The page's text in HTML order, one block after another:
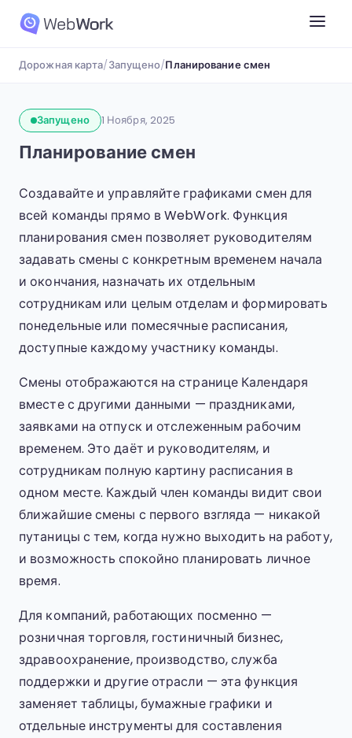
Дорожная карта/Запущено/Планирование смен
Запущено 1 Ноября, 2025
Планирование смен
Создавайте и управляйте графиками смен для
всей команды прямо в WebWork. Функция
планирования смен позволяет руководителям
задавать смены с конкретным временем начала
и окончания, назначать их отдельным
сотрудникам или целым отделам и формировать
понедельные или помесячные расписания,
доступные каждому участнику команды.
Смены отображаются на странице Календаря
вместе с другими данными — праздниками,
заявками на отпуск и отслеженным рабочим
временем. Это даёт и руководителям, и
сотрудникам полную картину расписания в
одном месте. Каждый член команды видит свои
ближайшие смены с первого взгляда — никакой
путаницы с тем, когда нужно выходить на работу,
и возможность спокойно планировать личное
время.
Для компаний, работающих посменно —
розничная торговля, гостиничный бизнес,
здравоохранение, производство, служба
поддержки и другие отрасли — эта функция
заменяет таблицы, бумажные графики и
отдельные инструменты для составления